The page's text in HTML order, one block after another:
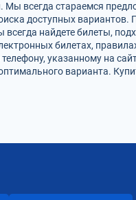
всегда стараемся
доступных
найдете билеты,
билетах,
указанному на
варианта.